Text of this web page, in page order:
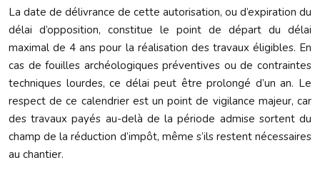
La date de délivrance de cette autorisation, ou d’expiration du
délai d’opposition, constitue le point de départ du délai
maximal de 4 ans pour la réalisation des travaux éligibles. En
cas de fouilles archéologiques préventives ou de contraintes
techniques lourdes, ce délai peut être prolongé d’un an. Le
respect de ce calendrier est un point de vigilance majeur, car
des travaux payés au-delà de la période admise sortent du
champ de la réduction d’impôt, même s’ils restent nécessaires
au chantier.